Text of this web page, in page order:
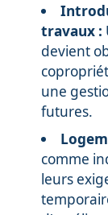
travaux :
devient
une
futures.
comme
leurs